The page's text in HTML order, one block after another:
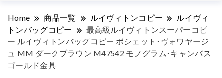
Home 商品一覧 ルイヴィトンコピー
ルイヴィ
トンバッグコピー
最高級ルイヴィトンスーパーコピ
ー ルイヴィトンバッグコピー ポシェット･ヴォワヤージ
ュ MM ダークブラウン M47542 モノグラム･キャンバス
ゴールド金具